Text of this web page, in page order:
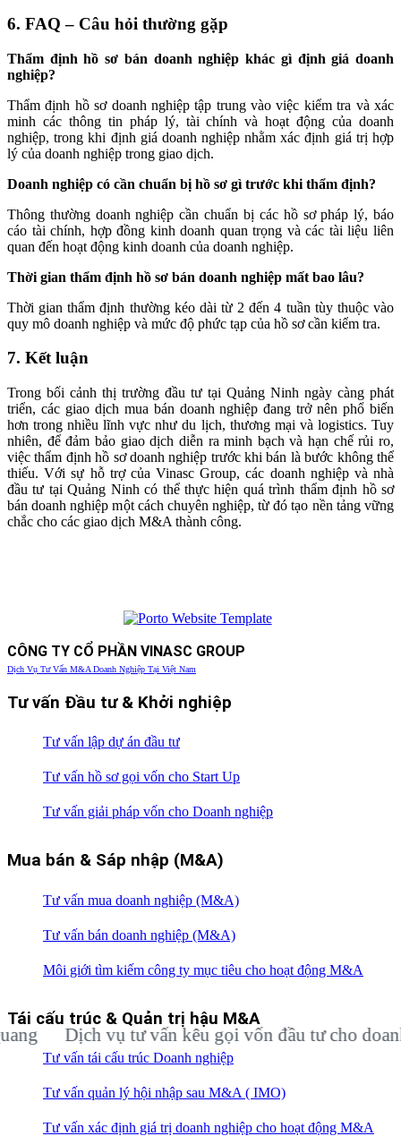
6. FAQ – Câu hỏi thường gặp
Thẩm định hồ sơ bán doanh nghiệp khác gì định giá doanh
nghiệp?
Thẩm định hồ sơ doanh nghiệp tập trung vào việc kiểm tra và xác
minh các thông tin pháp lý, tài chính và hoạt động của doanh
nghiệp, trong khi định giá doanh nghiệp nhằm xác định giá trị hợp
lý của doanh nghiệp trong giao dịch.
Doanh nghiệp có cần chuẩn bị hồ sơ gì trước khi thẩm định?
Thông thường doanh nghiệp cần chuẩn bị các hồ sơ pháp lý, báo
cáo tài chính, hợp đồng kinh doanh quan trọng và các tài liệu liên
quan đến hoạt động kinh doanh của doanh nghiệp.
Thời gian thẩm định hồ sơ bán doanh nghiệp mất bao lâu?
Thời gian thẩm định thường kéo dài từ 2 đến 4 tuần tùy thuộc vào
quy mô doanh nghiệp và mức độ phức tạp của hồ sơ cần kiểm tra.
7. Kết luận
Trong bối cảnh thị trường đầu tư tại Quảng Ninh ngày càng phát
triển, các giao dịch mua bán doanh nghiệp đang trở nên phổ biến
hơn trong nhiều lĩnh vực như du lịch, thương mại và logistics. Tuy
nhiên, để đảm bảo giao dịch diễn ra minh bạch và hạn chế rủi ro,
việc thẩm định hồ sơ doanh nghiệp trước khi bán là bước không thể
thiếu. Với sự hỗ trợ của Vinasc Group, các doanh nghiệp và nhà
đầu tư tại Quảng Ninh có thể thực hiện quá trình thẩm định hồ sơ
bán doanh nghiệp một cách chuyên nghiệp, từ đó tạo nền tảng vững
chắc cho các giao dịch M&A thành công.
CÔNG TY CỔ PHẦN VINASC GROUP
Dịch Vụ Tư Vấn M&A Doanh Nghiệp Tại Việt Nam
Tư vấn Đầu tư & Khởi nghiệp
Tư vấn lập dự án đầu tư
Tư vấn hồ sơ gọi vốn cho Start Up
Tư vấn giải pháp vốn cho Doanh nghiệp
Mua bán & Sáp nhập (M&A)
Tư vấn mua doanh nghiệp (M&A)
Tư vấn bán doanh nghiệp (M&A)
Môi giới tìm kiếm công ty mục tiêu cho hoạt động M&A
Tái cấu trúc & Quản trị hậu M&A
Tư vấn tái cấu trúc Doanh nghiệp
Tư vấn quản lý hội nhập sau M&A ( IMO)
Tư vấn xác định giá trị doanh nghiệp cho hoạt động M&A
Dịch vụ tư vấn kêu gọi vốn đầu tư cho doanh